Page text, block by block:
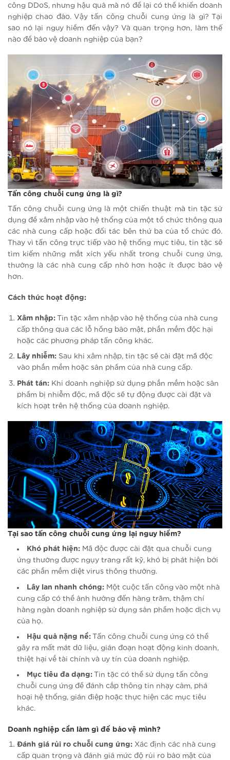
công DDoS, nhưng hậu quả mà nó để lại có thể khiến doanh
nghiệp chao đảo. Vậy tấn công chuỗi cung ứng là gì? Tại
sao nó lại nguy hiểm đến vậy? Và quan trọng hơn, làm thế
nào để bảo vệ doanh nghiệp của bạn?
Tấn công chuỗi cung ứng là gì?
Tấn công chuỗi cung ứng là một chiến thuật mà tin tặc sử
dụng để xâm nhập vào hệ thống của một tổ chức thông qua
các nhà cung cấp hoặc đối tác bên thứ ba của tổ chức đó.
Thay vì tấn công trực tiếp vào hệ thống mục tiêu, tin tặc sẽ
tìm kiếm những mắt xích yếu nhất trong chuỗi cung ứng,
thường là các nhà cung cấp nhỏ hơn hoặc ít được bảo vệ
hơn.
Cách thức hoạt động:
Xâm nhập: Tin tặc xâm nhập vào hệ thống của nhà cung
cấp thông qua các lỗ hổng bảo mật, phần mềm độc hại
hoặc các phương pháp tấn công khác.
Lây nhiễm: Sau khi xâm nhập, tin tặc sẽ cài đặt mã độc
vào phần mềm hoặc sản phẩm của nhà cung cấp.
Phát tán: Khi doanh nghiệp sử dụng phần mềm hoặc sản
phẩm bị nhiễm độc, mã độc sẽ tự động được cài đặt và
kích hoạt trên hệ thống của doanh nghiệp.
Tại sao tấn công chuỗi cung ứng lại nguy hiểm?
Khó phát hiện: Mã độc được cài đặt qua chuỗi cung
ứng thường được ngụy trang rất kỹ, khó bị phát hiện bởi
các phần mềm diệt virus thông thường.
Lây lan nhanh chóng: Một cuộc tấn công vào một nhà
cung cấp có thể ảnh hưởng đến hàng trăm, thậm chí
hàng ngàn doanh nghiệp sử dụng sản phẩm hoặc dịch vụ
của họ.
Hậu quả nặng nề: Tấn công chuỗi cung ứng có thể
gây ra mất mát dữ liệu, gián đoạn hoạt động kinh doanh,
thiệt hại về tài chính và uy tín của doanh nghiệp.
Mục tiêu đa dạng: Tin tặc có thể sử dụng tấn công
chuỗi cung ứng để đánh cắp thông tin nhạy cảm, phá
hoại hệ thống, gián điệp hoặc thực hiện các mục tiêu
khác.
Doanh nghiệp cần làm gì để bảo vệ mình?
Đánh giá rủi ro chuỗi cung ứng: Xác định các nhà cung
cấp quan trọng và đánh giá mức độ rủi ro bảo mật của